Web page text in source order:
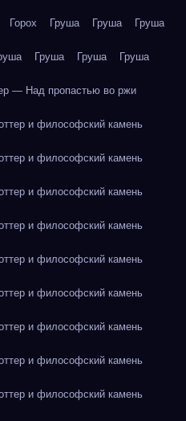
Горох Груша Груша Груша
Груша Груша Груша
— Над пропастью во ржи
и философский камень
и философский камень
и философский камень
и философский камень
и философский камень
и философский камень
и философский камень
и философский камень
и философский камень